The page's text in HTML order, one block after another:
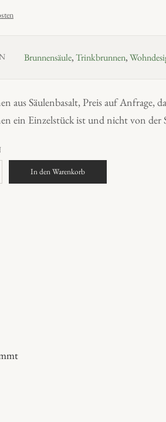
Brunnensäule,Trinkbrunnen,
aus Säulenbasalt, Preis auf Anfrage,
ein Einzelstück ist und nicht von der
In den Warenkorb